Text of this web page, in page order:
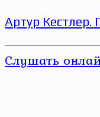
Артур Кестлер.
Слушать